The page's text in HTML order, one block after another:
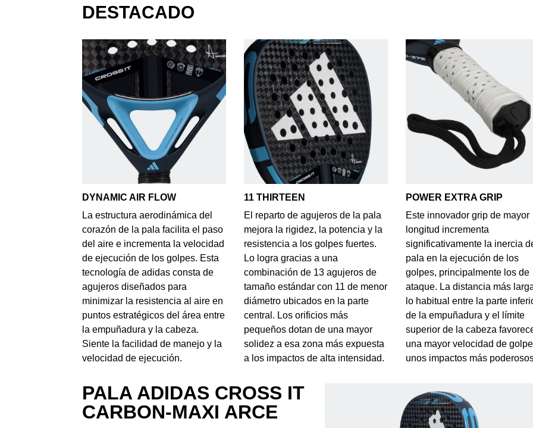
DESTACADO
DYNAMIC AIR FLOW
La estructura aerodinámica del
corazón de la pala facilita el paso
del aire e incrementa la velocidad
de ejecución de los golpes. Esta
tecnología de adidas consta de
agujeros diseñados para
minimizar la resistencia al aire en
puntos estratégicos del área entre
la empuñadura y la cabeza.
Siente la facilidad de manejo y la
velocidad de ejecución.
11 THIRTEEN
El reparto de agujeros de la pala
mejora la rigidez, la potencia y la
resistencia a los golpes fuertes.
Lo logra gracias a una
combinación de 13 agujeros de
tamaño estándar con 11 de menor
diámetro ubicados en la parte
central. Los orificios más
pequeños dotan de una mayor
solidez a esa zona más expuesta
a los impactos de alta intensidad.
POWER EXTRA GRIP
Este innovador grip de mayor
longitud incrementa
significativamente la inercia
pala en la ejecución de los
golpes, principalmente los de
ataque. La distancia más
lo habitual entre la parte
de la empuñadura y el límite
superior de la cabeza
una mayor velocidad de
unos impactos más
PALA ADIDAS CROSS IT
CARBON-MAXI ARCE